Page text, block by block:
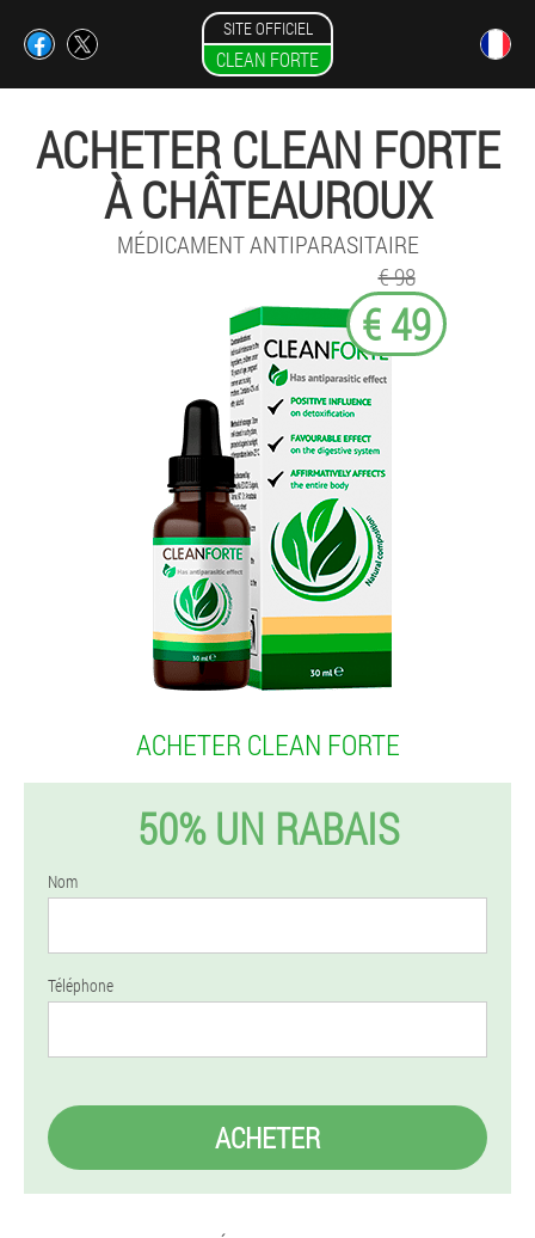
SITE OFFICIEL
CLEAN FORTE
ACHETER CLEAN FORTE
À CHÂTEAUROUX
MÉDICAMENT ANTIPARASITAIRE
€ 98
€ 49
ACHETER CLEAN FORTE
50% UN RABAIS
Nom
Téléphone
ACHETER